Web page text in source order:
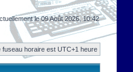
le 09 Août 2026, 10:42
fuseau horaire est UTC+1 heure